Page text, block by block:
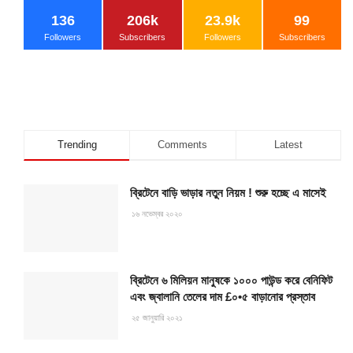
136
Followers
206k
Subscribers
23.9k
Followers
99
Subscribers
Trending Comments Latest
ব্রিটেনে বাড়ি ভাড়ার নতুন নিয়ম ! শুরু হচ্ছে এ মাসেই
১৬ নভেম্বর ২০২০
ব্রিটেনে ৬ মিলিয়ন মানুষকে ১০০০ পাউন্ড করে বেনিফিট
এবং জ্বালানি তেলের দাম £০•৫ বাড়ানোর প্রস্তাব
২৫ জানুয়ারি ২০২১